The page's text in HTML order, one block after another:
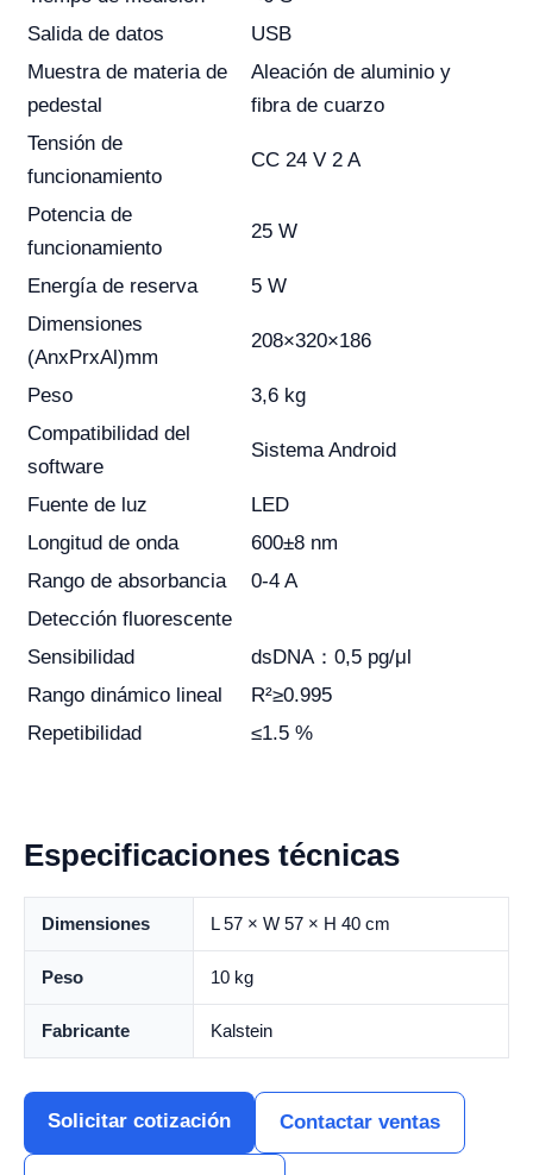
Salida de datos
USB
Muestra de materia de
pedestal
Aleación de aluminio y
fibra de cuarzo
Tensión de
funcionamiento
CC 24 V 2 A
Potencia de
funcionamiento
25 W
Energía de reserva
5 W
Dimensiones
(AnxPrxAl)mm
208×320×186
Peso
3,6 kg
Compatibilidad del
software
Sistema Android
Fuente de luz
LED
Longitud de onda
600±8 nm
Rango de absorbancia
0-4 A
Detección fluorescente
Sensibilidad
dsDNA：0,5 pg/μl
Rango dinámico lineal
R²≥0.995
Repetibilidad
≤1.5 %
Especificaciones técnicas
Dimensiones L 57 × W 57 × H 40 cm
Peso 10 kg
Fabricante Kalstein
Solicitar cotización Contactar ventas